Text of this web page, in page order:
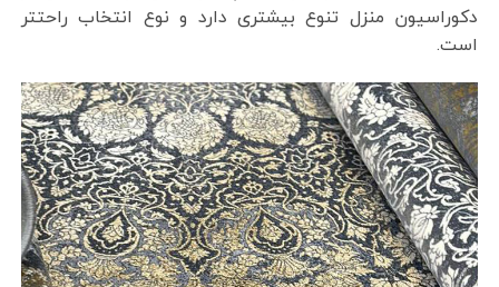
دکوراسیون منزل تنوع بیشتری دارد و نوع انتخاب راحتتر
است.